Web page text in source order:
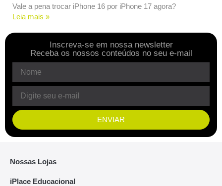
Vale a pena trocar iPhone 16 por iPhone 17 agora?
Leia mais »
Inscreva-se em nossa newsletter
Receba os nossos conteúdos no seu e-mail
ENVIAR
Nossas Lojas
iPlace Educacional